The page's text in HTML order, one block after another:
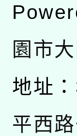
園市
地址：
平西